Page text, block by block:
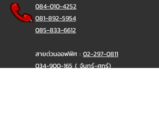
084-010-4252
081-892-5954
085-833-6612
สายด่วนออฟฟิศ : 02-297-0811
034-900-165( จันทร์-ศุกร์)